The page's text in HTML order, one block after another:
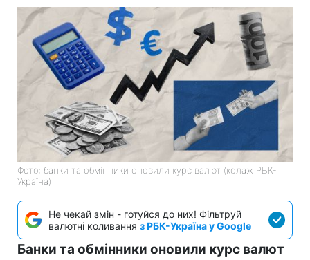
Фото: банки та обмінники оновили курс валют (колаж РБК-
Україна)
Не чекай змін - готуйся до них! Фільтруй
валютні коливання з РБК-Україна у Google
Банки та обмінники оновили курс валют